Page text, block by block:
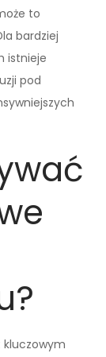
to
bardziej
istnieje
pod
kluczowym